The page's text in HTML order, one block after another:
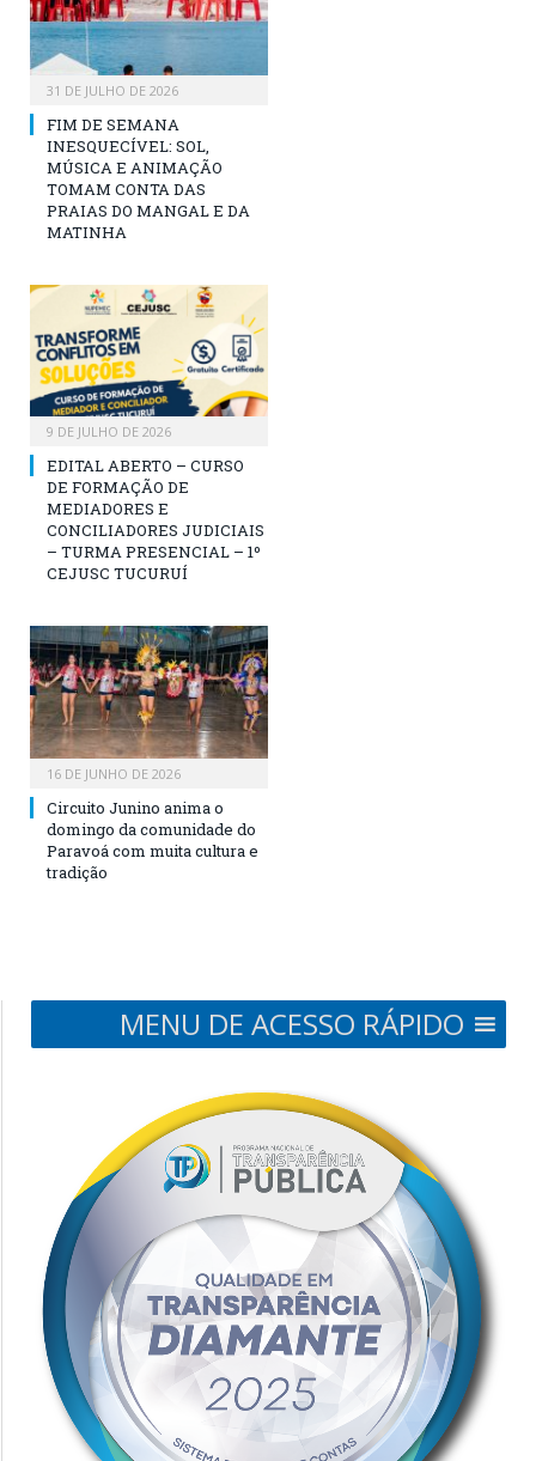
31 DE JULHO DE 2026
FIM DE SEMANA
INESQUECÍVEL: SOL,
MÚSICA E ANIMAÇÃO
TOMAM CONTA DAS
PRAIAS DO MANGAL E DA
MATINHA
9 DE JULHO DE 2026
EDITAL ABERTO – CURSO
DE FORMAÇÃO DE
MEDIADORES E
CONCILIADORES JUDICIAIS
– TURMA PRESENCIAL – 1º
CEJUSC TUCURUÍ
16 DE JUNHO DE 2026
Circuito Junino anima o
domingo da comunidade do
Paravoá com muita cultura e
tradição
MENU DE ACESSO RÁPIDO